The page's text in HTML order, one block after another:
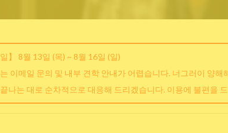
】 8월 13일 (목) ~ 8월 16일 (일)
이메일 문의 및 내부 견학 안내가 어렵습니다. 너그러이 양
나는 대로 순차적으로 대응해 드리겠습니다. 이용에 불편을